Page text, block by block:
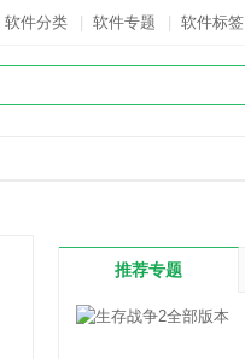
软件分类 软件专题 软件标签
推荐专题